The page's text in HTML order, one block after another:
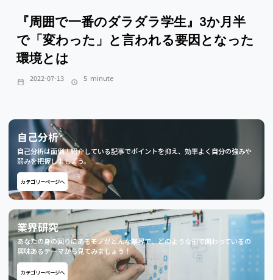
『周囲で一番のダラダラ学生』3か月半
で「変わった」と言われる要因となった
環境とは
2022-07-13 5 minute
自己分析
自己分析は面倒！紹介している記事でポイントを抑え、効率よく自分の強みや
弱みを把握しましょう。
カテゴリーページへ
業界研究
あなたの身の回りにあるモノがどんな業界で、どのような形で関わっているの
興味あるテーマから見てみましょう！
カテゴリーページへ